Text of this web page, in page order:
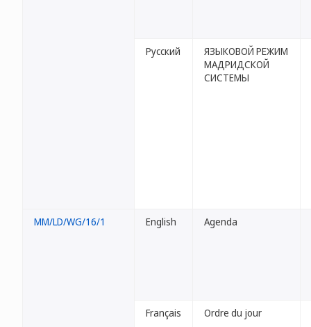
Русский
ЯЗЫКОВОЙ РЕЖИМ
МАДРИДСКОЙ
СИСТЕМЫ
MM/LD/WG/16/1 English Agenda
Français Ordre du jour